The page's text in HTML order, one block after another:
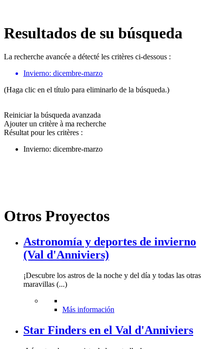
Resultados de su búsqueda
La recherche avancée a détecté les critères ci-dessous :
Invierno: dicembre-marzo
(Haga clic en el título para eliminarlo de la búsqueda.)
Reiniciar la búsqueda avanzada
Ajouter un critère à ma recherche
Résultat pour les critères :
Invierno: dicembre-marzo
Otros Proyectos
Astronomía y deportes de invierno
(Val d'Anniviers)
¡Descubre los astros de la noche y del día y todas las otras
maravillas (...)
Más información
Star Finders en el Val d'Anniviers